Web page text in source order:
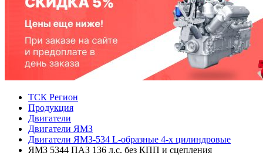
ТСК Регион
Продукция
Двигатели
Двигатели ЯМЗ
Двигатели ЯМЗ-534 L-образные 4-х цилиндровые
ЯМЗ 5344 ПАЗ 136 л.с. без КПП и сцепления